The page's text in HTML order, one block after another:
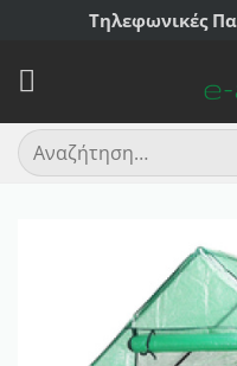
Μετάβαση
περιεχόμενο
Τηλεφωνικές
Αναζήτηση
για: